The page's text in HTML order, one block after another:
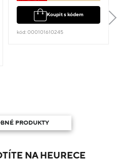
Koupit s kódem
kód: 000101610245
PRODUKTY
NA HEURECE